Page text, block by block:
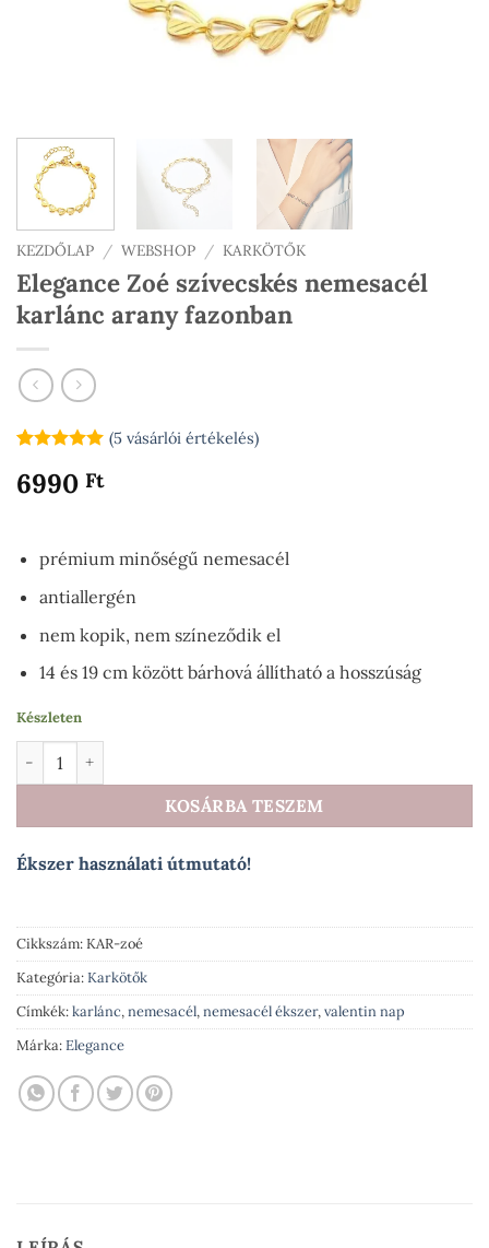
KEZDŐLAP / WEBSHOP / KARKÖTŐK
Elegance Zoé szívecskés nemesacél
karlánc arany fazonban
az 5-ből,
értékelés
(5vásárlói értékelés)
6990 Ft
prémium minőségű nemesacél
antiallergén
nem kopik, nem színeződik el
14 és 19 cm között bárhová állítható a hosszúság
Készleten
Elegance Zoé szívecskés nemesacél karlánc arany fazonban
KOSÁRBA TESZEM
Ékszer használati útmutató!
Cikkszám:KAR-zoé
Kategória:Karkötők
Címkék:karlánc,nemesacél,nemesacél ékszer,valentin nap
Márka:Elegance